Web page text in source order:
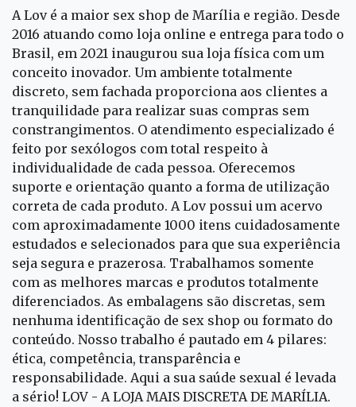
A Lov é a maior sex shop de Marília e região. Desde
2016 atuando como loja online e entrega para todo o
Brasil, em 2021 inaugurou sua loja física com um
conceito inovador. Um ambiente totalmente
discreto, sem fachada proporciona aos clientes a
tranquilidade para realizar suas compras sem
constrangimentos. O atendimento especializado é
feito por sexólogos com total respeito à
individualidade de cada pessoa. Oferecemos
suporte e orientação quanto a forma de utilização
correta de cada produto. A Lov possui um acervo
com aproximadamente 1000 itens cuidadosamente
estudados e selecionados para que sua experiência
seja segura e prazerosa. Trabalhamos somente
com as melhores marcas e produtos totalmente
diferenciados. As embalagens são discretas, sem
nenhuma identificação de sex shop ou formato do
conteúdo. Nosso trabalho é pautado em 4 pilares:
ética, competência, transparência e
responsabilidade. Aqui a sua saúde sexual é levada
a sério! LOV - A LOJA MAIS DISCRETA DE MARÍLIA.